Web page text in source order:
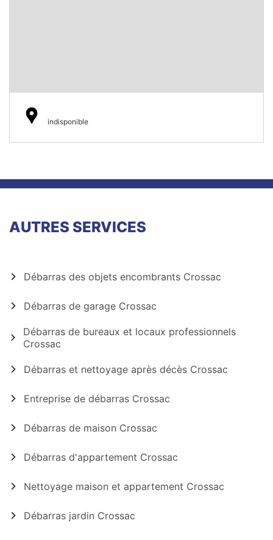
indisponible
AUTRES SERVICES
Débarras des objets encombrants Crossac
Débarras de garage Crossac
Débarras de bureaux et locaux professionnels
Crossac
Débarras et nettoyage après décès Crossac
Entreprise de débarras Crossac
Débarras de maison Crossac
Débarras d'appartement Crossac
Nettoyage maison et appartement Crossac
Débarras jardin Crossac